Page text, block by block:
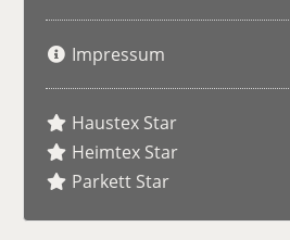
Impressum
Haustex Star
Heimtex Star
Parkett Star